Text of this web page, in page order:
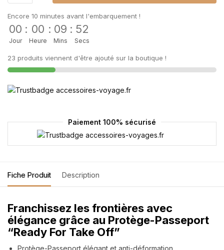
Encore 10 minutes avant l'embarquement !
00
Jour
: 00
Heure
: 09
Mins
: 51
Secs
23 produits viennent d'être ajouté sur la boutique !
Paiement 100% sécurisé
Fiche Produit Description
Franchissez les frontières avec
élégance grâce au Protège-Passeport
“Ready For Take Off”
Protège-Passeport élégant et anti-déformation